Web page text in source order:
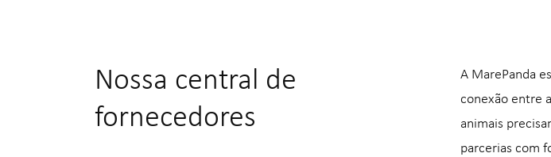
Nossa central de
fornecedores
A MarePanda
conexão entre
animais
parcerias com